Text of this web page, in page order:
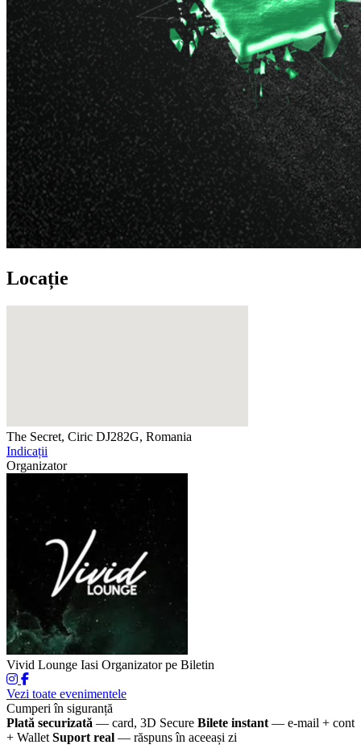
Locație
The Secret, Ciric DJ282G, Romania
Indicații
Organizator
Vivid Lounge Iasi Organizator pe Biletin
Vezi toate evenimentele
Cumperi în siguranță
Plată securizată — card, 3D Secure Bilete instant — e-mail + cont
+ Wallet Suport real — răspuns în aceeași zi